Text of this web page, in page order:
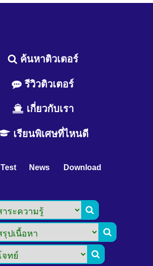
ค้นหาติวเตอร์
รีวิวติวเตอร์
เกี่ยวกับเรา
เรียนพิเศษที่ไหนดี
Test News Download


